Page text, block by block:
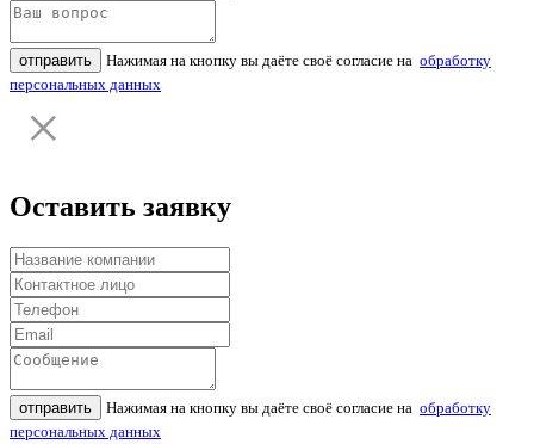
отправить Нажимая на кнопку вы даёте своё согласие на обработку
персональных данных
Оставить заявку
отправить Нажимая на кнопку вы даёте своё согласие на обработку
персональных данных